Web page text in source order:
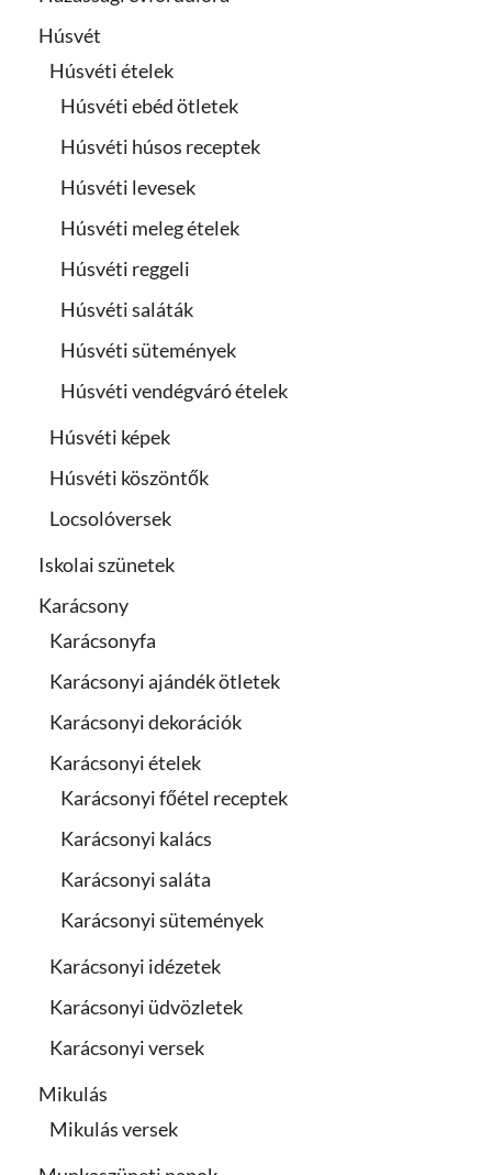
Húsvét
Húsvéti ételek
Húsvéti ebéd ötletek
Húsvéti húsos receptek
Húsvéti levesek
Húsvéti meleg ételek
Húsvéti reggeli
Húsvéti saláták
Húsvéti sütemények
Húsvéti vendégváró ételek
Húsvéti képek
Húsvéti köszöntők
Locsolóversek
Iskolai szünetek
Karácsony
Karácsonyfa
Karácsonyi ajándék ötletek
Karácsonyi dekorációk
Karácsonyi ételek
Karácsonyi főétel receptek
Karácsonyi kalács
Karácsonyi saláta
Karácsonyi sütemények
Karácsonyi idézetek
Karácsonyi üdvözletek
Karácsonyi versek
Mikulás
Mikulás versek